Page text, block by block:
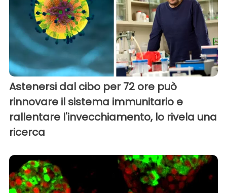
Astenersi dal cibo per 72 ore può
rinnovare il sistema immunitario e
rallentare l'invecchiamento, lo rivela una
ricerca